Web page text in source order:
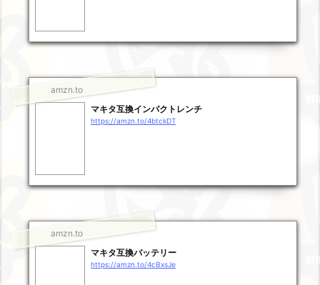
amzn.to
マキタ互換インパクトレンチ
https://amzn.to/4btckDT
amzn.to
マキタ互換バッテリー
https://amzn.to/4cBxsJe